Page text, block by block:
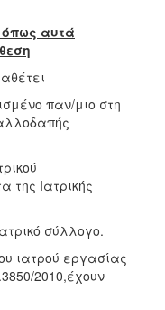
όπως αυτά
παν/μιο στη
της Ιατρικής
σύλλογο.
ιατρού εργασίας
2010,έχουν